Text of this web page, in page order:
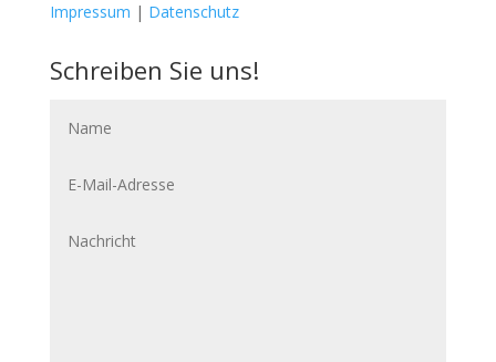
Impressum | Datenschutz
Schreiben Sie uns!
Mail-